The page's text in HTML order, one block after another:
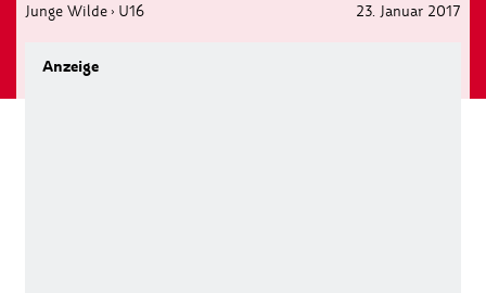
Junge Wilde › U16 23. Januar 2017